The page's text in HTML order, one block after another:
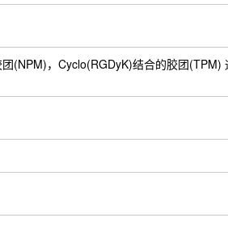
(NPM)，Cyclo(RGDyK)结合的胶团(TPM)